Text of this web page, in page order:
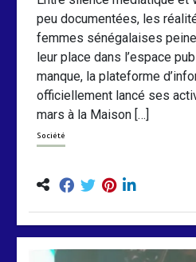
peu documentées, les
femmes sénégalaises
leur place dans l’espace
manque, la plateforme
officiellement lancé ses
mars à la Maison […]
Société